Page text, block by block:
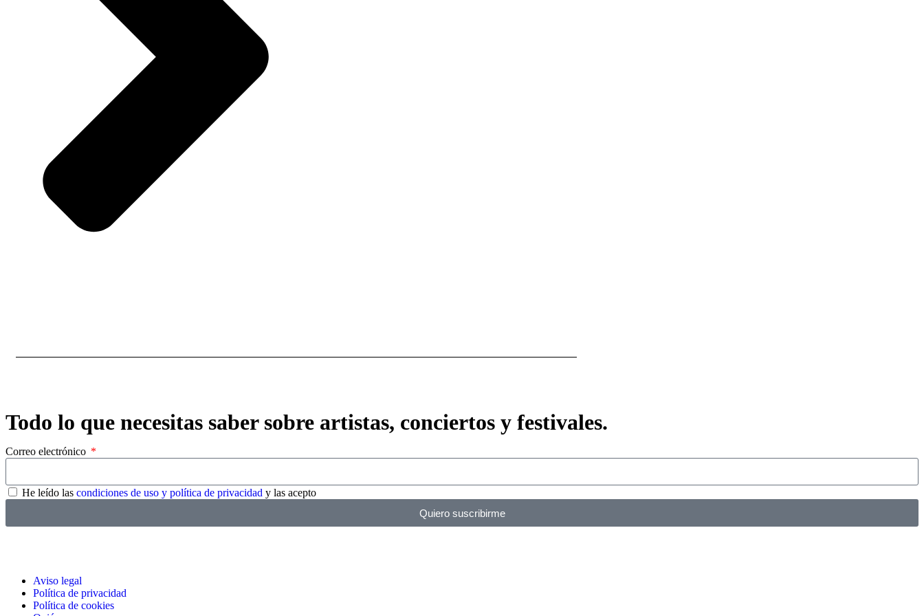
Todo lo que necesitas saber sobre artistas, conciertos y festivales.
Correo electrónico
He leído las condiciones de uso y política de privacidad y las acepto
Quiero suscribirme
Aviso legal
Política de privacidad
Política de cookies